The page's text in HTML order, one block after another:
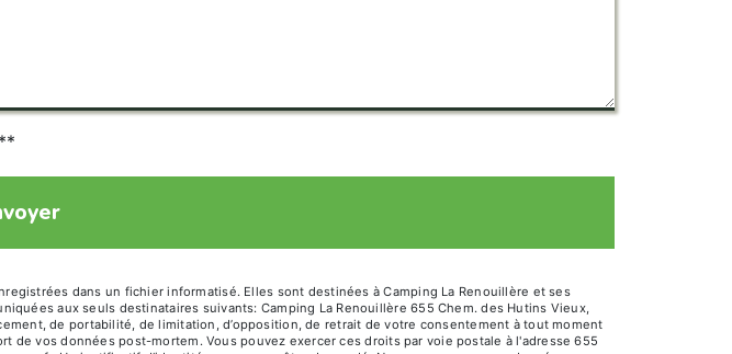
dans un fichier informatisé. Elles sont destinées à Camping La Renouillère et ses
aux seuls destinataires suivants: Camping La Renouillère 655 Chem. des Hutins Vieux,
de portabilité, de limitation, d’opposition, de retrait de votre consentement à tout moment
de vos données post-mortem. Vous pouvez exercer ces droits par voie postale à l'adresse 655